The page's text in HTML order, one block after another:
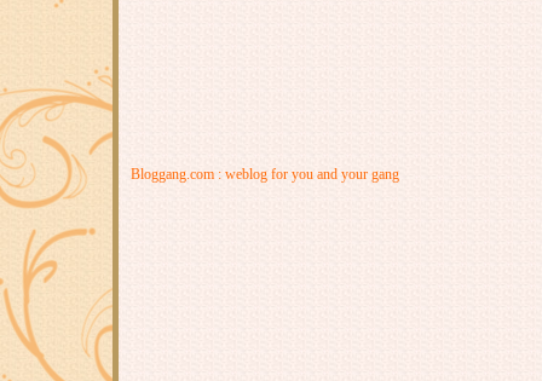
Bloggang.com : weblog for you and your gang